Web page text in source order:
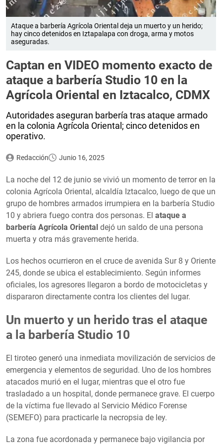
Ataque a barbería Agrícola Oriental deja un muerto y un herido;
hay cinco detenidos en Iztapalapa con droga, arma y motos
aseguradas.
Captan en VIDEO momento exacto de
ataque a barbería Studio 10 en la
Agrícola Oriental en Iztacalco, CDMX
Autoridades aseguran barbería tras ataque armado
en la colonia Agrícola Oriental; cinco detenidos en
operativo.
Redacción Junio 16, 2025
La noche del 12 de junio se vivió un momento de terror en la
colonia Agrícola Oriental, alcaldía Iztacalco, luego de que un
grupo de hombres armados irrumpiera en la barbería Studio
10 y abriera fuego contra dos personas. El ataque a
barbería Agrícola Oriental dejó un saldo de una persona
muerta y otra más gravemente herida.
Los hechos ocurrieron en el cruce de avenida Sur 8 y Oriente
245, donde se ubica el establecimiento. Según informes
oficiales, los agresores llegaron a bordo de motocicletas y
dispararon directamente contra los clientes del lugar.
Un muerto y un herido tras el ataque
a la barbería Studio 10
El tiroteo generó una inmediata movilización de servicios de
emergencia y elementos de seguridad. Uno de los hombres
atacados murió en el lugar, mientras que el otro fue
trasladado a un hospital, donde permanece grave. El cuerpo
de la víctima fue llevado al Servicio Médico Forense
(SEMEFO) para practicarle la necropsia de ley.
La zona fue acordonada y permanece bajo vigilancia por